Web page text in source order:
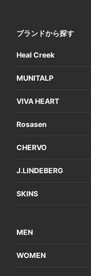
ブランドから探す
Heal Creek
MUNITALP
VIVA HEART
Rosasen
CHERVO
J.LINDEBERG
SKINS
MEN
WOMEN